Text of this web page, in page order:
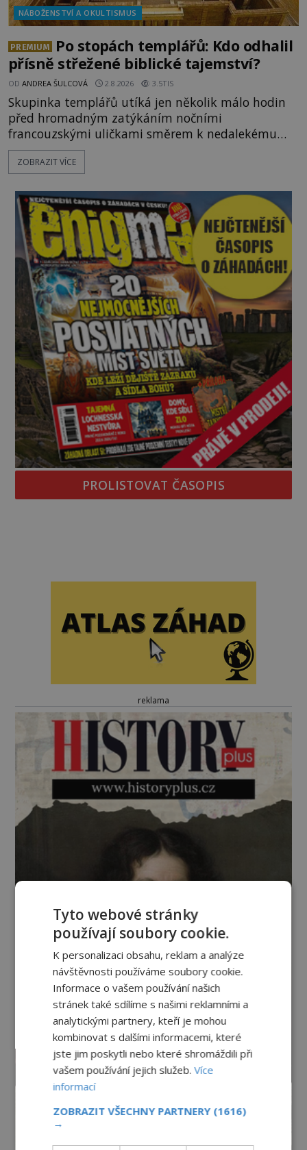
NÁBOŽENSTVÍ A OKULTISMUS
PREMIUM
Po stopách templářů: Kdo odhalil
přísně střežené biblické tajemství?
OD ANDREA ŠULCOVÁ 2.8.2026 3.5TIS
Skupinka templářů utíká jen několik málo hodin
před hromadným zatýkáním nočními
francouzskými uličkami směrem k nedalekému
přístavu. Jeden z nich má přes ramena ranec s
tajemným obsahem. Kapitán lodi už na ně čeká.
vyplouváme,“ sdělí jim. „Kam máme namířeno,
kapitáne?“ zeptá se ho jeden z templářů. „Do Sk
ZOBRAZIT VÍCE
PROLISTOVAT ČASOPIS
reklama
Tyto webové stránky
používají soubory cookie.
K personalizaci obsahu, reklam a analýze
návštěvnosti používáme soubory cookie.
Informace o vašem používání našich
stránek také sdílíme s našimi reklamními a
analytickými partnery, kteří je mohou
kombinovat s dalšími informacemi, které
jste jim poskytli nebo které shromáždili při
vašem používání jejich služeb.Více
informací
ZOBRAZIT VŠECHNY PARTNERY (1616)
→